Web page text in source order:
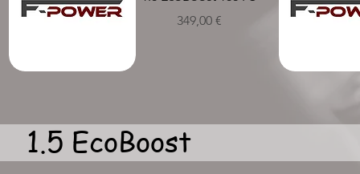
Preis
349,00 €
1.5 EcoBoost